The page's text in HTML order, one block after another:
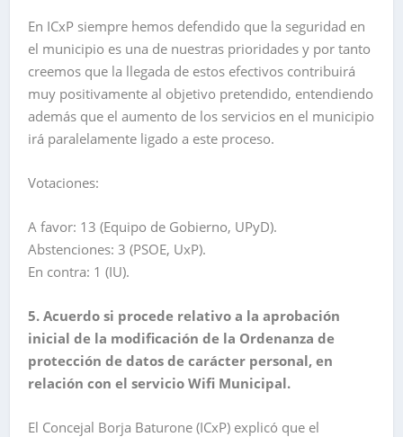
En ICxP siempre hemos defendido que la seguridad en
el municipio es una de nuestras prioridades y por tanto
creemos que la llegada de estos efectivos contribuirá
muy positivamente al objetivo pretendido, entendiendo
además que el aumento de los servicios en el municipio
irá paralelamente ligado a este proceso.
Votaciones:
A favor: 13 (Equipo de Gobierno, UPyD).
Abstenciones: 3 (PSOE, UxP).
En contra: 1 (IU).
5. Acuerdo si procede relativo a la aprobación
inicial de la modificación de la Ordenanza de
protección de datos de carácter personal, en
relación con el servicio Wifi Municipal.
El Concejal Borja Baturone (ICxP) explicó que el